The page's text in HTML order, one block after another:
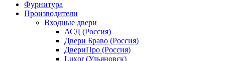
Фурнитура
Производители
Входные двери
АСД (Россия)
Двери Браво (Россия)
ДвериПро (Россия)
Luxor (Ульяновск)